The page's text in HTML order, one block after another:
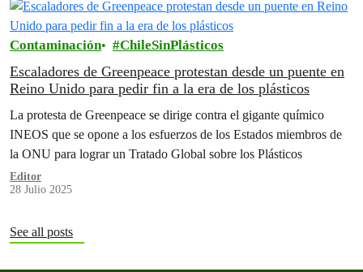
Contaminación ChileSinPlásticos
Escaladores de Greenpeace protestan desde un puente en
Reino Unido para pedir fin a la era de los plásticos
La protesta de Greenpeace se dirige contra el gigante químico
INEOS que se opone a los esfuerzos de los Estados miembros de
la ONU para lograr un Tratado Global sobre los Plásticos
Editor
28 Julio 2025
See all posts